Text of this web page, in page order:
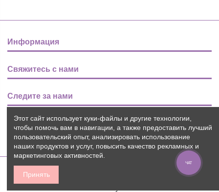
Информация
Свяжитесь с нами
Следите за нами
Новости
Этот сайт использует куки-файлы и другие технологии,
чтобы помочь вам в навигации, а также предоставить лучший
пользовательский опыт, анализировать использование
наших продуктов и услуг, повысить качество рекламных и
маркетинговых активностей.
Принять
ЧАТ